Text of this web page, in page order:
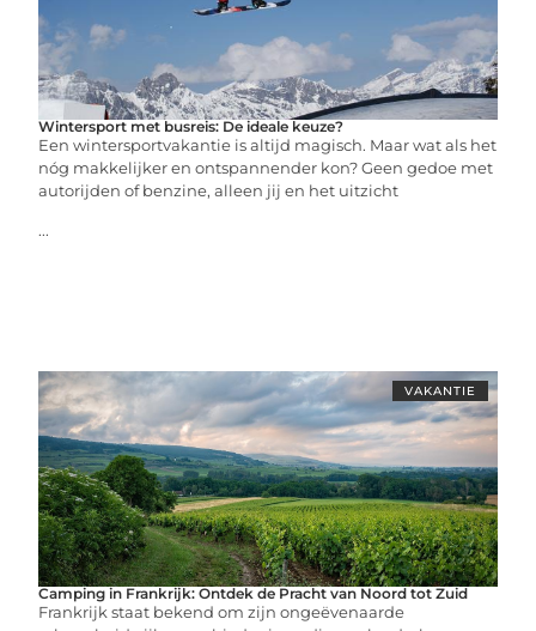
Wintersport met busreis: De ideale keuze?
Een wintersportvakantie is altijd magisch. Maar wat als het
nóg makkelijker en ontspannender kon? Geen gedoe met
autorijden of benzine, alleen jij en het uitzicht
...
VAKANTIE
Camping in Frankrijk: Ontdek de Pracht van Noord tot Zuid
Frankrijk staat bekend om zijn ongeëvenaarde